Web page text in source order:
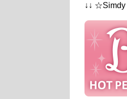
↓↓ ☆Simdy